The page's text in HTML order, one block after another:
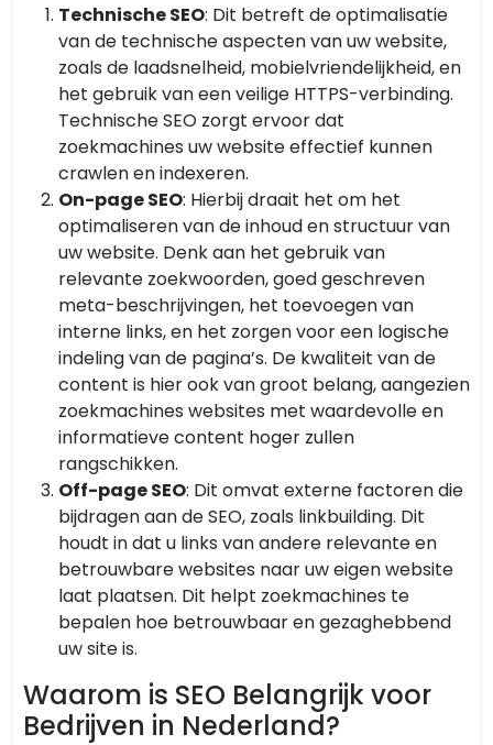
Technische SEO: Dit betreft de optimalisatie
van de technische aspecten van uw website,
zoals de laadsnelheid, mobielvriendelijkheid, en
het gebruik van een veilige HTTPS-verbinding.
Technische SEO zorgt ervoor dat
zoekmachines uw website effectief kunnen
crawlen en indexeren.
On-page SEO: Hierbij draait het om het
optimaliseren van de inhoud en structuur van
uw website. Denk aan het gebruik van
relevante zoekwoorden, goed geschreven
meta-beschrijvingen, het toevoegen van
interne links, en het zorgen voor een logische
indeling van de pagina’s. De kwaliteit van de
content is hier ook van groot belang, aangezien
zoekmachines websites met waardevolle en
informatieve content hoger zullen
rangschikken.
Off-page SEO: Dit omvat externe factoren die
bijdragen aan de SEO, zoals linkbuilding. Dit
houdt in dat u links van andere relevante en
betrouwbare websites naar uw eigen website
laat plaatsen. Dit helpt zoekmachines te
bepalen hoe betrouwbaar en gezaghebbend
uw site is.
Waarom is SEO Belangrijk voor
Bedrijven in Nederland?